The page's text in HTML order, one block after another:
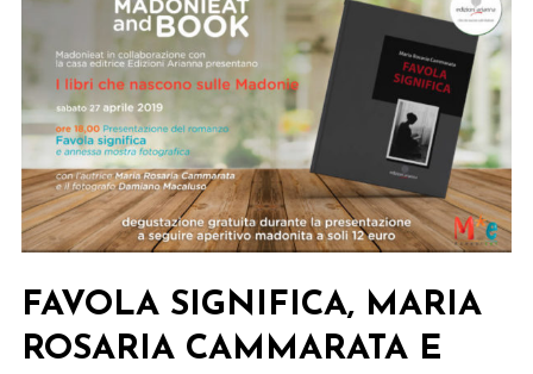
FAVOLA SIGNIFICA, MARIA
ROSARIA CAMMARATA E